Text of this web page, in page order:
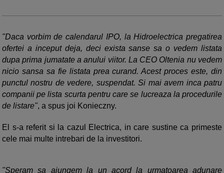
"Daca vorbim de calendarul IPO, la Hidroelectrica pregatirea
ofertei a inceput deja, deci exista sanse sa o vedem listata
dupa prima jumatate a anului viitor. La CEO Oltenia nu vedem
nicio sansa sa fie listata prea curand. Acest proces este, din
punctul nostru de vedere, suspendat. Si mai avem inca patru
companii pe lista scurta pentru care se lucreaza la procedurile
de listare", a spus joi Konieczny.
El s-a referit si la cazul Electrica, in care sustine ca primeste
cele mai multe intrebari de la investitori.
"Speram sa ajungem la un acord la urmatoarea adunare